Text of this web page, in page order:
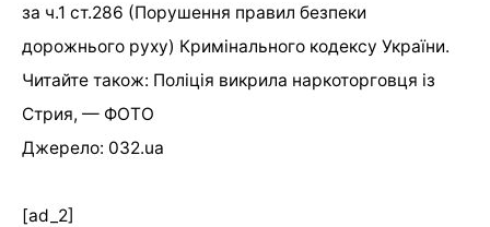
за ч.1 ст.286 (Порушення правил безпеки
дорожнього руху) Кримінального кодексу України.
Читайте також: Поліція викрила наркоторговця із
Стрия, — ФОТО
Джерело: 032.ua
[ad_2]